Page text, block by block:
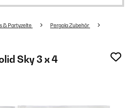
& Partyzelte Pergola Zubehör
Sky 3 x 4